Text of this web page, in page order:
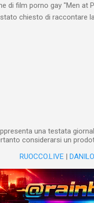
di film porno gay "Men at
stato chiesto di raccontare
una testata
considerarsi un
RUOCCO.LIVE |